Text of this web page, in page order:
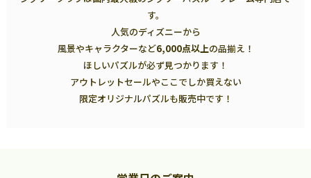
す。
人気のディズニーから
風景やキャラクターなど6,000点以上の品揃え！
ほしいパズルが必ず見つかります！
アウトレットセールやここでしか買えない
限定オリジナルパズルも販売中です！